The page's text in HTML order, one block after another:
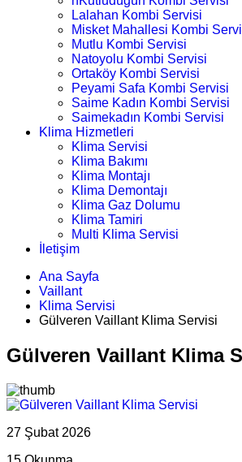
Lalahan Kombi Servisi
Misket Mahallesi Kombi
Mutlu Kombi Servisi
Natoyolu Kombi Servisi
Ortaköy Kombi Servisi
Peyami Safa Kombi Servisi
Saime Kadın Kombi Servisi
Saimekadın Kombi Servisi
Klima Hizmetleri
Klima Servisi
Klima Bakımı
Klima Montajı
Klima Demontajı
Klima Gaz Dolumu
Klima Tamiri
Multi Klima Servisi
İletişim
Ana Sayfa
Vaillant
Klima Servisi
Gülveren Vaillant Klima Servisi
Gülveren Vaillant Klima
27 Şubat 2026